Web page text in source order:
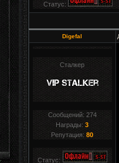
Статус:
Digefal
Сталкер
Сообщений: 274
Награды:3
Репутация:80
Статус: